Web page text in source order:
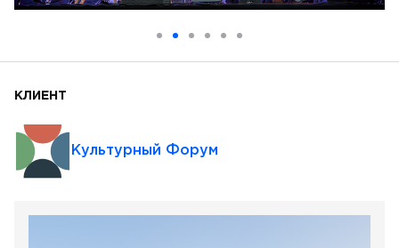
КЛИЕНТ
Культурный Форум